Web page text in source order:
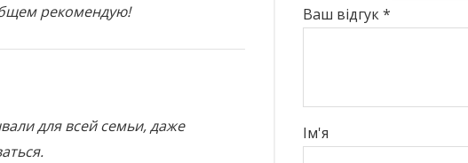
рекомендую!
для всей семьи, даже
Ваш відгук*
Ім'я